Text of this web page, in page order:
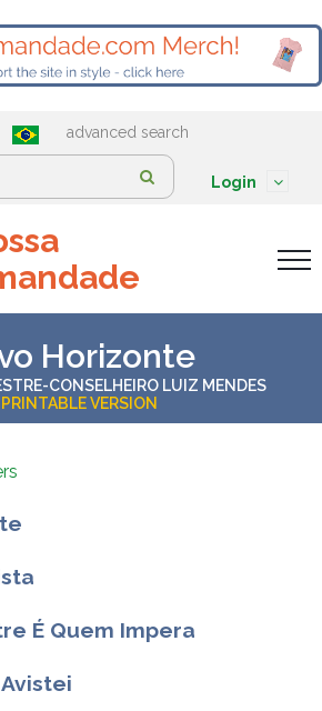
advanced search
e
a
r
:
Login
Horizonte
CONSELHEIRO LUIZ MENDES
PRINTABLE VERSION
É Quem Impera
Avistei